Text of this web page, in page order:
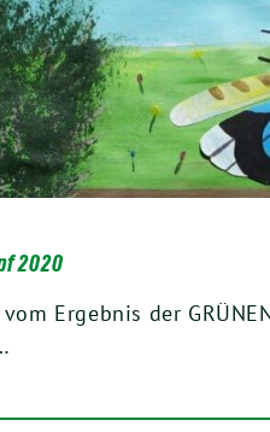
2020
Ergebnis der